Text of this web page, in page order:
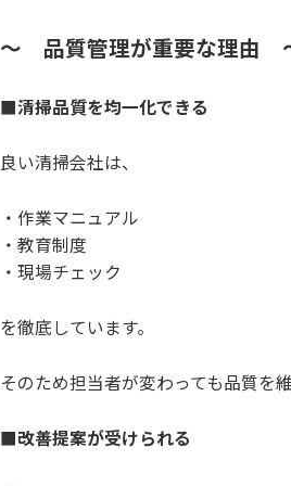
～ 品質管理が重要な理由
■清掃品質を均一化できる
良い清掃会社は、
作業マニュアル
教育制度
現場チェック
を徹底しています。
そのため担当者が変わっても品質を
■改善提案が受けられる